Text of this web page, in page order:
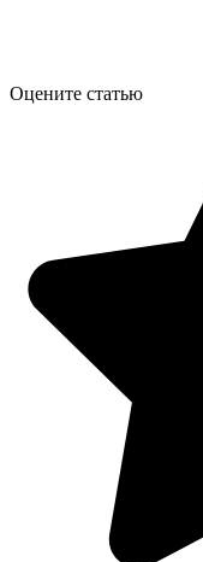
Оцените статью